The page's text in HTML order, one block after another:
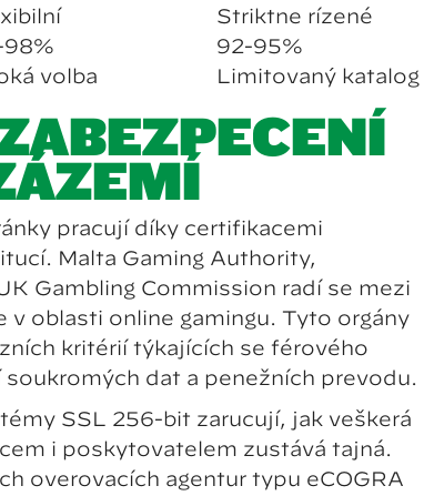
Striktně řízené
92-95%
volba Limitovaný katalog
pracují díky certifikacemi
Malta Gaming Authority,
Gambling Commission řadí se mezi
oblasti online gamingu. Tyto orgány
kritérií týkajících se férového
dat a peněžních převodů.
SSL 256-bit zaručují, jak veškerá
i poskytovatelem zůstává tajná.
ověřovacích agentur typu eCOGRA